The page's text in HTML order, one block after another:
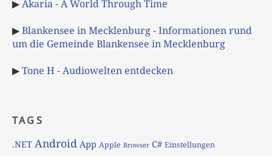
▶Akaria - A World Through Time
▶Blankensee in Mecklenburg - Informationen rund
um die Gemeinde Blankensee in Mecklenburg
▶Tone H - Audiowelten entdecken
TAGS
.NET Android App Apple Browser C# Einstellungen